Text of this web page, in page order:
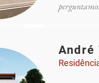
André